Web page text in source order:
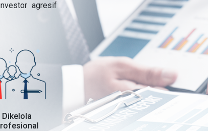
agresif
Dikelola